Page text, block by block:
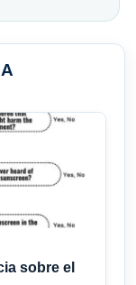
sobre el